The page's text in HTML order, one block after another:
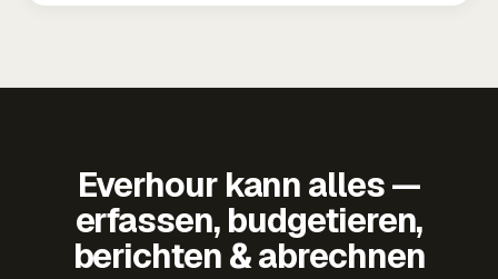
Everhour kann alles —
erfassen, budgetieren,
berichten & abrechnen